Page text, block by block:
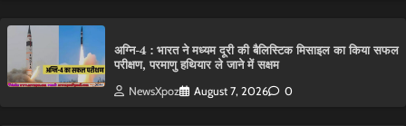
अग्नि-4 : भारत ने मध्यम दूरी की बैलिस्टिक मिसाइल का किया सफल
परीक्षण, परमाणु हथियार ले जाने में सक्षम
NewsXpoz August 7, 2026 0